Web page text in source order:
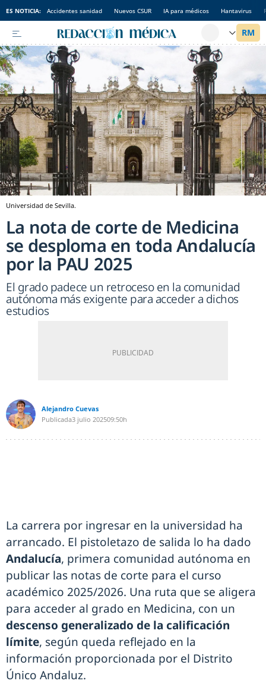
ES NOTICIA: Accidentes sanidad Nuevos CSUR IA para médicos Hantavirus
Universidad de Sevilla.
La nota de corte de Medicina
se desploma en toda Andalucía
por la PAU 2025
El grado padece un retroceso en la comunidad
autónoma más exigente para acceder a dichos
estudios
Alejandro Cuevas
Publicada3 julio 202509:50h
La carrera por ingresar en la universidad ha
arrancado. El pistoletazo de salida lo ha dado
Andalucía, primera comunidad autónoma en
publicar las notas de corte para el curso
académico 2025/2026. Una ruta que se aligera
para acceder al grado en Medicina, con un
descenso generalizado de la calificación
límite, según queda reflejado en la
información proporcionada por el Distrito
Único Andaluz.